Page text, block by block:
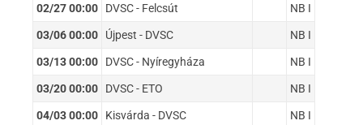
02/27 00:00 DVSC - Felcsút NB I
03/06 00:00 Újpest - DVSC NB I
03/13 00:00 DVSC - Nyíregyháza NB I
03/20 00:00 DVSC - ETO NB I
04/03 00:00 Kisvárda - DVSC NB I